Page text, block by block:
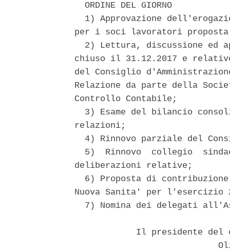
  ORDINE DEL GIORNO
1) Approvazione
per i soci lavoratori
2) Lettura, discussione ed
chiuso il 31.12.2017 e
del Consiglio
Relazione da parte della
Controllo Contabile;
3) Esame del bilancio
relazioni;
4) Rinnovo parziale del
5)  Rinnovo  collegio
deliberazioni relative;
6) Proposta di
Nuova Sanita' per
7) Nomina dei delegati
Il presidente